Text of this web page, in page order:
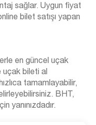
sağlar. Uygun fiyat
bilet satışı yapan
en güncel uçak
uçak bileti al
tamamlayabilir,
BHT,
yanınızdadır.